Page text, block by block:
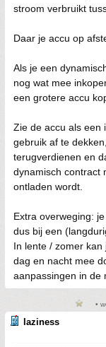
stroom verbruikt
Daar je accu op
Als je een
nog wat mee
een grotere accu
Zie de accu als een
gebruik af te
terugverdienen en
dynamisch contract
ontladen wordt.
Extra overweging:
dus bij een
In lente / zomer
dag en nacht mee
aanpassingen in de
•
laziness